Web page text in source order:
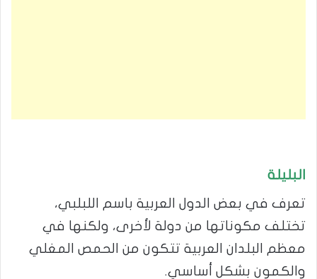
البليلة
تعرف في بعض الدول العربية باسم اللبلبي،
تختلف مكوناتها من دولة لأخرى، ولكنها في
معظم البلدان العربية تتكون من الحمص المغلي
والكمون بشكل أساسي.